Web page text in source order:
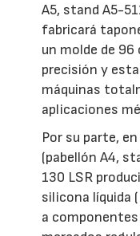
A5, stand A5-
fabricará
un molde de
precisión y
máquinas
aplicaciones
Por su parte,
(pabellón A4,
130 LSR
silicona líquida
a